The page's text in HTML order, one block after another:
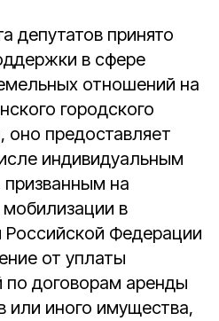
депутатов принято
в сфере
отношений на
городского
оно предоставляет
индивидуальным
на
в
Федерации
от уплаты
договорам аренды
или иного имущества,